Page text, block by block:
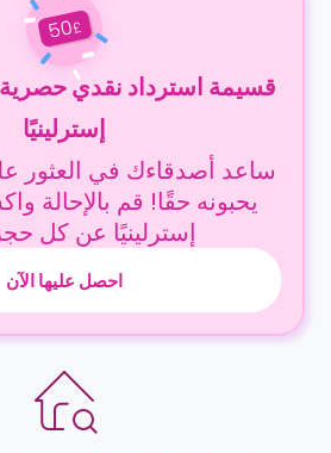
£
50
إسترلينيًا
ساعد أصدقاءك في العثور
إسترلينيًا عن كل
احصل عليها الآن